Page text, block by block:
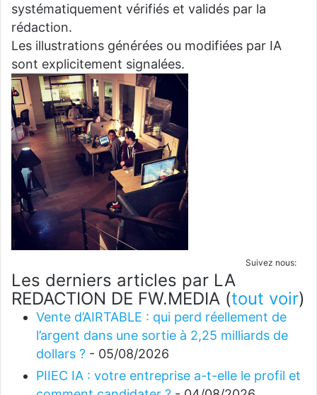
systématiquement vérifiés et validés par la
rédaction.
Les illustrations générées ou modifiées par IA
sont explicitement signalées.
Suivez nous:
Les derniers articles par LA
REDACTION DE FW.MEDIA (tout voir)
Vente d’AIRTABLE : qui perd réellement de
l’argent dans une sortie à 2,25 milliards de
dollars ? - 05/08/2026
PIIEC IA : votre entreprise a-t-elle le profil et